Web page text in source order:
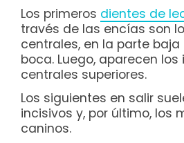
Los primeros dientes de
través de las encías son
centrales, en la parte
boca. Luego, aparecen los
centrales superiores.
Los siguientes en salir
incisivos y, por último, los
caninos.